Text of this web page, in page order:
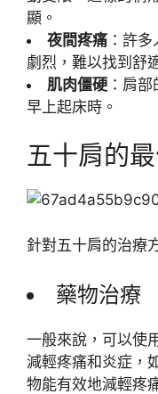
顯。
夜間疼痛 ：許
劇烈，難以找到舒
肌肉僵硬 ：肩
早上起床時。
五十肩的
針對五十肩的治療
藥物治療
一般來說，可以使
減輕疼痛和炎症，
物能有效地減輕疼